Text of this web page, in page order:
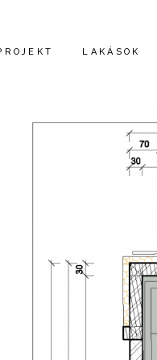
LAKÁSOK